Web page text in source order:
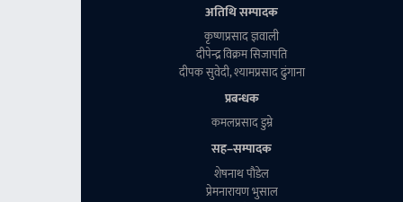
अतिथि सम्पादक
कृष्णप्रसाद ज्ञवाली
दीपेन्द्र विक्रम सिजापति
दीपक सुवेदी, श्यामप्रसाद ढुंगाना
प्रबन्धक
कमलप्रसाद डुम्रे
सह–सम्पादक
शेषनाथ पाैडेल
प्रेमनारायण भुसाल